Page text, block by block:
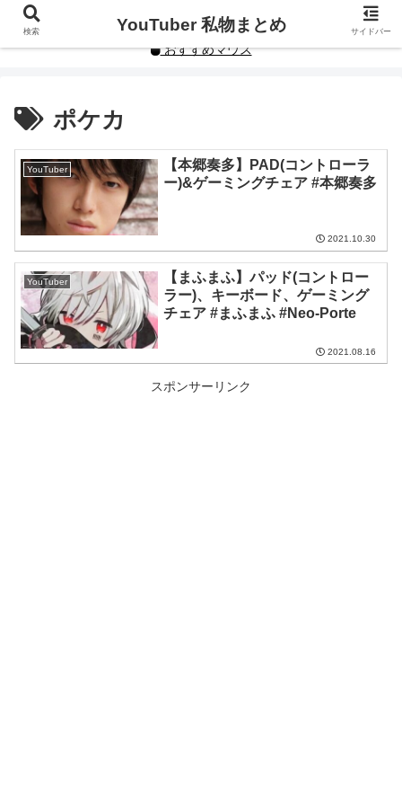
YouTuberや人気インフルエンサーの私物まとめです。
おすすめマウス
ポケカ
YouTuber
【本郷奏多】PAD(コントローラ
ー)&ゲーミングチェア #本郷奏多
2021.10.30
YouTuber
【まふまふ】パッド(コントロー
ラー)、キーボード、ゲーミング
チェア #まふまふ #Neo-Porte
2021.08.16
スポンサーリンク
検索 YouTuber 私物まとめ サイドバー